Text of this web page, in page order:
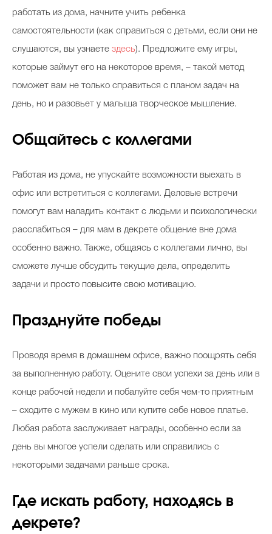
работать из дома, начните учить ребенка
самостоятельности (как справиться с детьми, если они не
слушаются, вы узнаете здесь). Предложите ему игры,
которые займут его на некоторое время, – такой метод
поможет вам не только справиться с планом задач на
день, но и разовьет у малыша творческое мышление.
Общайтесь с коллегами
Работая из дома, не упускайте возможности выехать в
офис или встретиться с коллегами. Деловые встречи
помогут вам наладить контакт с людьми и психологически
расслабиться – для мам в декрете общение вне дома
особенно важно. Также, общаясь с коллегами лично, вы
сможете лучше обсудить текущие дела, определить
задачи и просто повысите свою мотивацию.
Празднуйте победы
Проводя время в домашнем офисе, важно поощрять себя
за выполненную работу. Оцените свои успехи за день или в
конце рабочей недели и побалуйте себя чем-то приятным
– сходите с мужем в кино или купите себе новое платье.
Любая работа заслуживает награды, особенно если за
день вы многое успели сделать или справились с
некоторыми задачами раньше срока.
Где искать работу, находясь в
декрете?